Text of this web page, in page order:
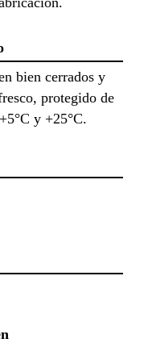
bien cerrados y
protegido de
y +25°C.